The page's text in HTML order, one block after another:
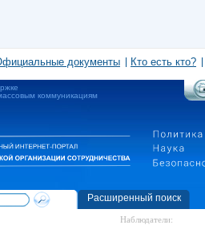
документы Кто есть кто?
коммуникациям
Расширенный поиск
Наблюдатели: